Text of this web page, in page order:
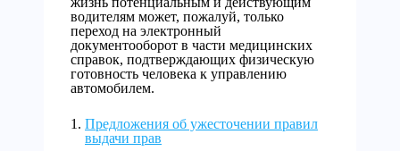
водителям может, пожалуй, только
переход на электронный
документооборот в части медицинских
справок, подтверждающих физическую
готовность человека к управлению
автомобилем.
Предложения об ужесточении правил
выдачи прав